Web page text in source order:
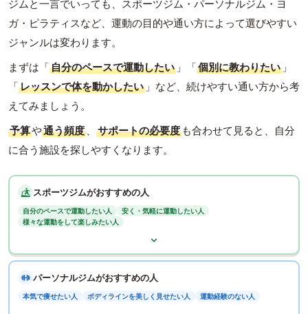
ジムと一言でいっても、スポーツジム・パーソナルジム・ヨ
ガ・ピラティスなど、運動の目的や通い方によって選びやすい
ジャンルは変わります。
まずは「自分のペースで運動したい 」「個別に教わりたい 」
「レッスンで体を動かしたい 」など、続けやすい通い方から考
えてみましょう。
予算や通う頻度 、 サポートの必要度 も合わせて見ると、自分
に合う施設を探しやすくなります。
スポーツジムがおすすめの人
自分のペースで運動したい人
安く・気軽に運動したい人
様々な運動をして楽しみたい人
パーソナルジムがおすすめの人
本気で痩せたい人 ボディラインを美しく見せたい人 運動経験のない人